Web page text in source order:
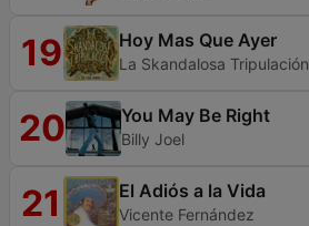
19 Hoy Mas Que Ayer
La Skandalosa Tripulación
20 You May Be Right
Billy Joel
21 El Adiós a la Vida
Vicente Fernández